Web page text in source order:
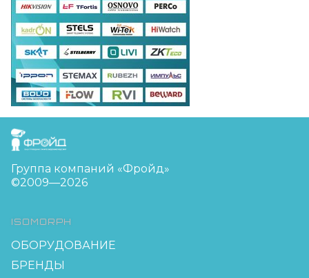
FreudGroup
Группа компаний «Фройд»
©2009—2026
ISOMORPH
ОБОРУДОВАНИЕ
БРЕНДЫ